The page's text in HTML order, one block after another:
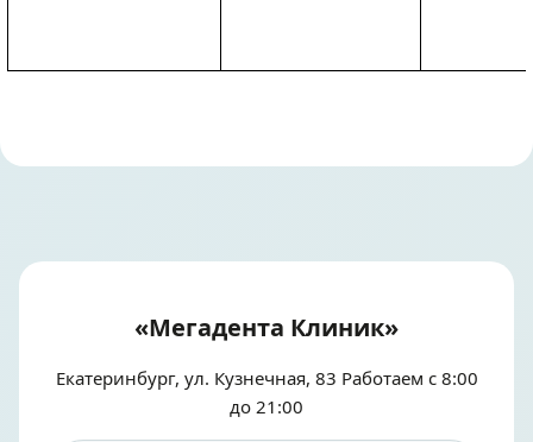
«Мегадента Клиник»
Екатеринбург, ул. Кузнечная, 83 Работаем с 8:00
до 21:00